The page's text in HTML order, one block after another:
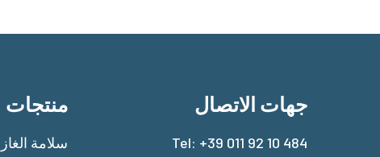
منتجات
سلامة الغاز
جهات الاتصال
Tel: +39 011 92 10 484